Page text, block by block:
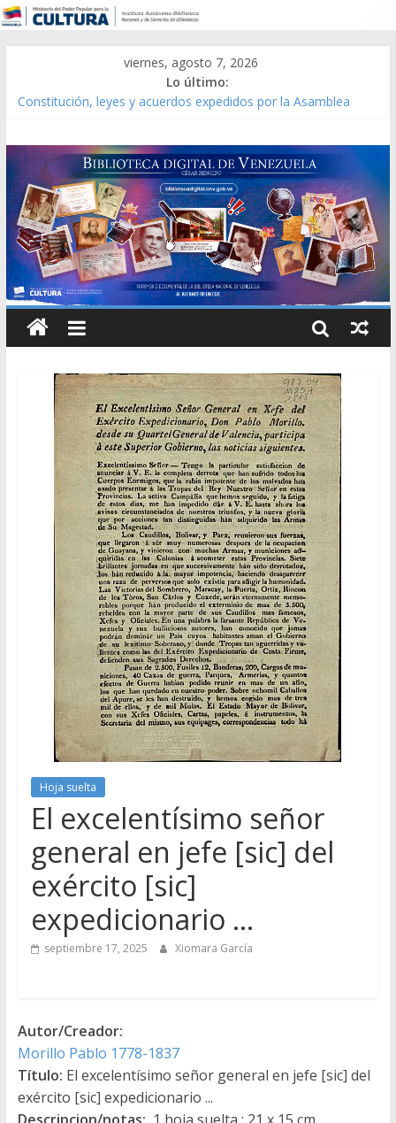
viernes, agosto 7, 2026
Lo último:
Catálogo temático de obras de Modesta Bor
Constitución, leyes y acuerdos expedidos por la Asamblea
Una Parálisis [material gráfico]
Modesta Bor Sánchez [material gráfico]
Gaceta Oficial de la República de Venezuela año CXXXIII Mes V,
Caracas 09 de marzo de 2006 N° 38.394
Hoja suelta
El excelentísimo señor
general en jefe [sic] del
exército [sic]
expedicionario …
septiembre 17, 2025 Xiomara García
Autor/Creador:
Morillo Pablo 1778-1837
Título: El excelentísimo señor general en jefe [sic] del
exército [sic] expedicionario ...